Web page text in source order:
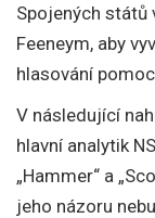
Spojených států
Feeneym, aby
hlasování
V následující
hlavní analytik
„Hammer“ a
jeho názoru